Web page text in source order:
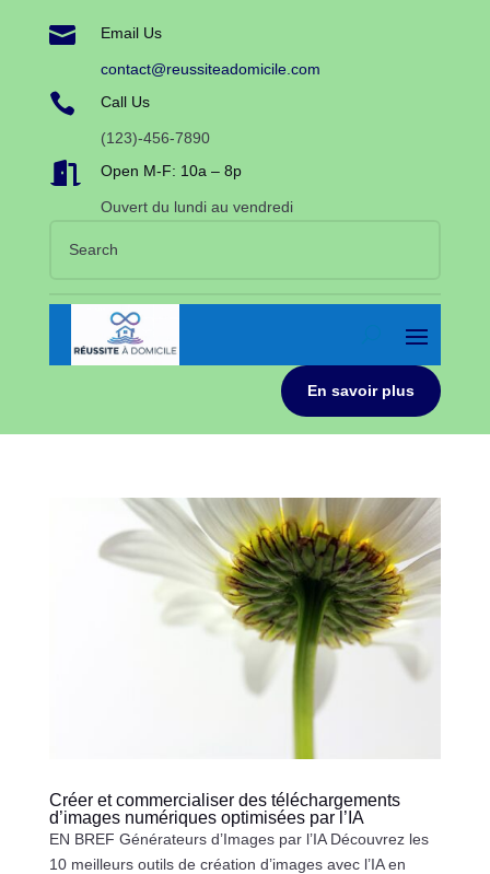
 Email Us
contact@reussiteadomicile.com
 Call Us
(123)-456-7890
 Open M-F: 10a – 8p
Ouvert du lundi au vendredi
En savoir plus
Créer et commercialiser des téléchargements
d’images numériques optimisées par l’IA
EN BREF Générateurs d’Images par l’IA Découvrez les
10 meilleurs outils de création d’images avec l’IA en